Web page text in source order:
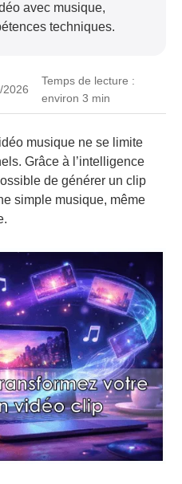
avec musique,
techniques.
2026
Temps de lecture :
environ 3 min
musique ne se limite
Grâce à l’intelligence
de générer un clip
simple musique, même